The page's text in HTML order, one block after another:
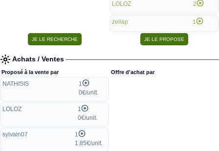
LOLOZ 2
zellap 1
Achats / Ventes
Proposé à la vente par
NATHISIS
1
0€/unit.
LOLOZ
1
0€/unit.
sylvain07
1
1.85€/unit.
Offre d'achat par